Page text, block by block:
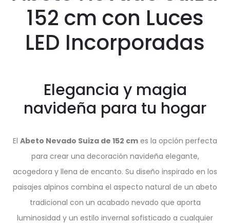
152 cm con Luces
LED Incorporadas
Elegancia y magia
navideña para tu hogar
El Abeto Nevado Suiza de 152 cm es la opción perfecta
para crear una decoración navideña elegante,
acogedora y llena de encanto. Su diseño inspirado en los
paisajes alpinos combina el aspecto natural de un abeto
tradicional con un acabado nevado que aporta
luminosidad y un estilo invernal sofisticado a cualquier